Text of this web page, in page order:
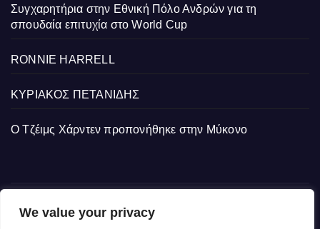
We value your privacy
Συγχαρητήρια στην Εθνική Πόλο Ανδρών για τη
σπουδαία επιτυχία στο World Cup
RONNIE HARRELL
ΚΥΡΙΑΚΟΣ ΠΕΤΑΝΙΔΗΣ
Ο Τζέιμς Χάρντεν προπονήθηκε στην Μύκονο